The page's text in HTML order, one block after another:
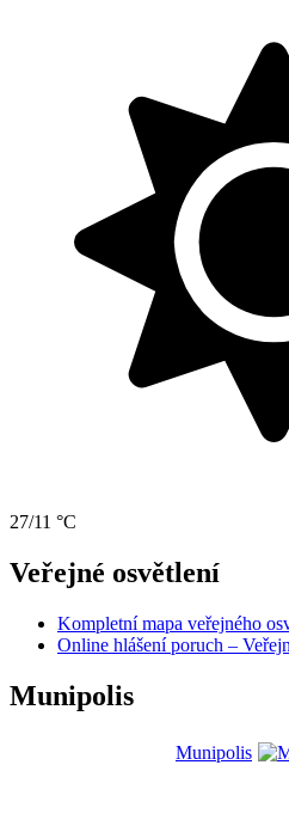
27/11 °C
Veřejné osvětlení
Kompletní mapa veřejného
Online hlášení poruch –
Munipolis
Munipolis